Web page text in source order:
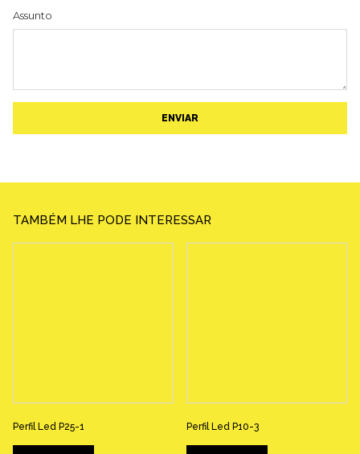
Assunto
ENVIAR
TAMBÉM LHE PODE INTERESSAR
Perfil Led P25-1 Perfil Led P10-3